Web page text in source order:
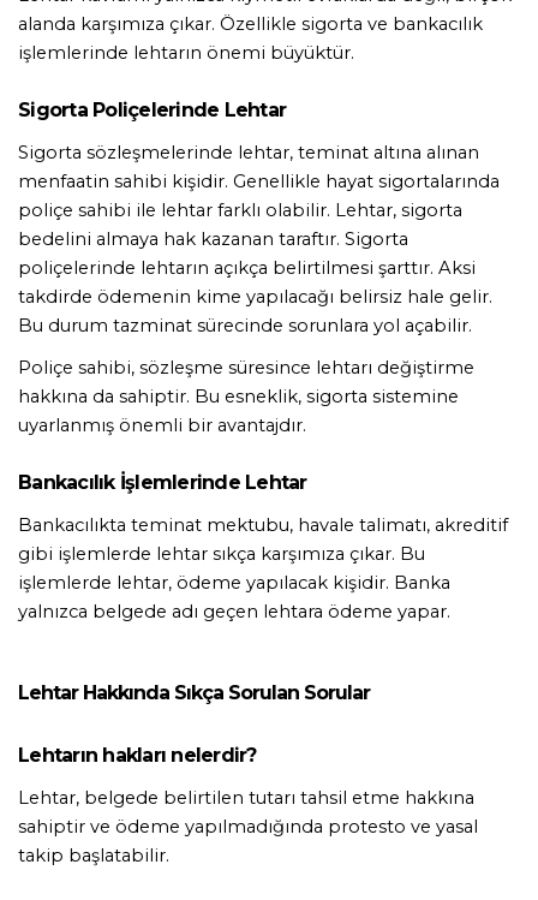
alanda karşımıza çıkar. Özellikle sigorta ve bankacılık
işlemlerinde lehtarın önemi büyüktür.
Sigorta Poliçelerinde Lehtar
Sigorta sözleşmelerinde lehtar, teminat altına alınan
menfaatin sahibi kişidir. Genellikle hayat sigortalarında
poliçe sahibi ile lehtar farklı olabilir. Lehtar, sigorta
bedelini almaya hak kazanan taraftır. Sigorta
poliçelerinde lehtarın açıkça belirtilmesi şarttır. Aksi
takdirde ödemenin kime yapılacağı belirsiz hale gelir.
Bu durum tazminat sürecinde sorunlara yol açabilir.
Poliçe sahibi, sözleşme süresince lehtarı değiştirme
hakkına da sahiptir. Bu esneklik, sigorta sistemine
uyarlanmış önemli bir avantajdır.
Bankacılık İşlemlerinde Lehtar
Bankacılıkta teminat mektubu, havale talimatı, akreditif
gibi işlemlerde lehtar sıkça karşımıza çıkar. Bu
işlemlerde lehtar, ödeme yapılacak kişidir. Banka
yalnızca belgede adı geçen lehtara ödeme yapar.
Lehtar Hakkında Sıkça Sorulan Sorular
Lehtarın hakları nelerdir?
Lehtar, belgede belirtilen tutarı tahsil etme hakkına
sahiptir ve ödeme yapılmadığında protesto ve yasal
takip başlatabilir.